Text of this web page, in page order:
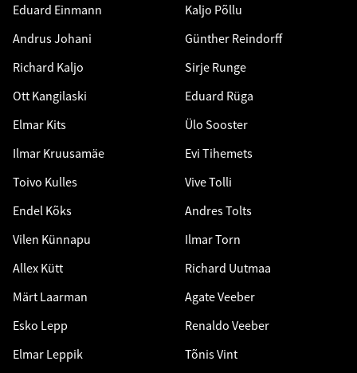
Eduard Einmann
Andrus Johani
Richard Kaljo
Ott Kangilaski
Elmar Kits
Ilmar Kruusamäe
Toivo Kulles
Endel Kõks
Vilen Künnapu
Allex Kütt
Märt Laarman
Esko Lepp
Elmar Leppik
Kaljo Põllu
Günther Reindorff
Sirje Runge
Eduard Rüga
Ülo Sooster
Evi Tihemets
Vive Tolli
Andres Tolts
Ilmar Torn
Richard Uutmaa
Agate Veeber
Renaldo Veeber
Tõnis Vint